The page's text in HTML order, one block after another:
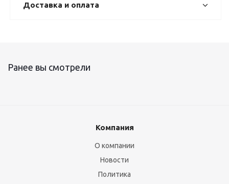
Доставка и оплата
Ранее вы смотрели
Компания
О компании
Новости
Политика